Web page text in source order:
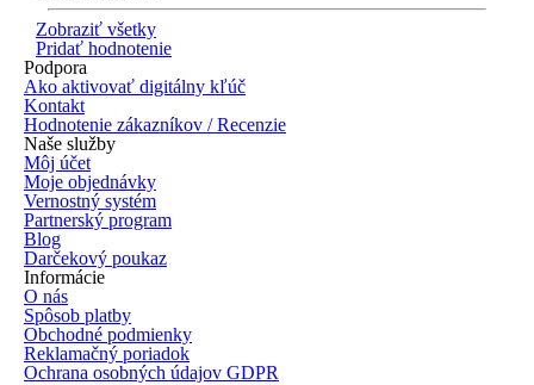
Zobraziť všetky
Pridať hodnotenie
Podpora
Ako aktivovať digitálny kľúč
Kontakt
Hodnotenie zákazníkov / Recenzie
Naše služby
Môj účet
Moje objednávky
Vernostný systém
Partnerský program
Blog
Darčekový poukaz
Informácie
O nás
Spôsob platby
Obchodné podmienky
Reklamačný poriadok
Ochrana osobných údajov GDPR